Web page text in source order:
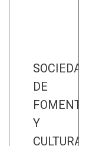
SOCIEDAD
DE
FOMENTO
Y
CULTURA